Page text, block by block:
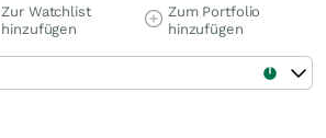
Zur Watchlist
hinzufügen
Zum Portfolio
hinzufügen